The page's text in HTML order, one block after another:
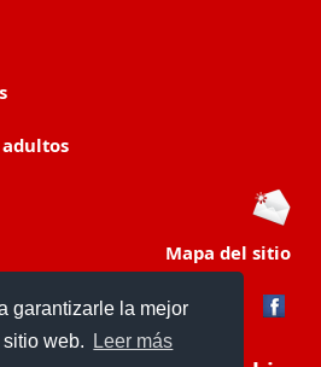
garantizarle la mejor
web.
Leer más
Mapa del sitio